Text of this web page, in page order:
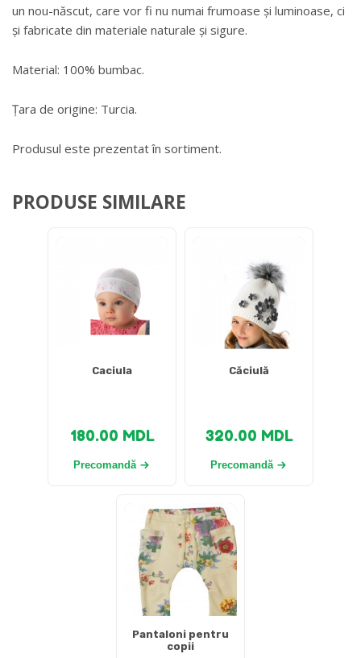
un nou-născut, care vor fi nu numai frumoase și luminoase, ci
și fabricate din materiale naturale și sigure.
Material: 100% bumbac.
Țara de origine: Turcia.
Produsul este prezentat în sortiment.
PRODUSE SIMILARE
Caciula
180.00 MDL
Precomandă
Căciulă
320.00 MDL
Precomandă
Pantaloni pentru
copii